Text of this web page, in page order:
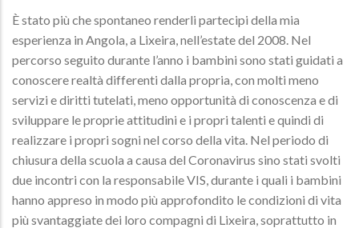
È stato più che spontaneo renderli partecipi della mia
esperienza in Angola, a Lixeira, nell’estate del 2008. Nel
percorso seguito durante l’anno i bambini sono stati guidati a
conoscere realtà differenti dalla propria, con molti meno
servizi e diritti tutelati, meno opportunità di conoscenza e di
sviluppare le proprie attitudini e i propri talenti e quindi di
realizzare i propri sogni nel corso della vita. Nel periodo di
chiusura della scuola a causa del Coronavirus sino stati svolti
due incontri con la responsabile VIS, durante i quali i bambini
hanno appreso in modo più approfondito le condizioni di vita
più svantaggiate dei loro compagni di Lixeira, soprattutto in